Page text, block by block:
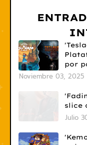
por
Noviembre 03, 2025
slice
Julio